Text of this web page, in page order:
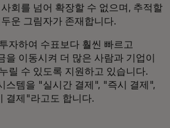
회를 넘어 확장할 수 없으며, 추적할
운 그림자가 존재합니다.
자하여 수표보다 훨씬 빠르고
을 이동시켜 더 많은 사람과 기업이
릴 수 있도록 지원하고 있습니다.
스템을 "실시간 결제", "즉시 결제",
결제"라고도 합니다.